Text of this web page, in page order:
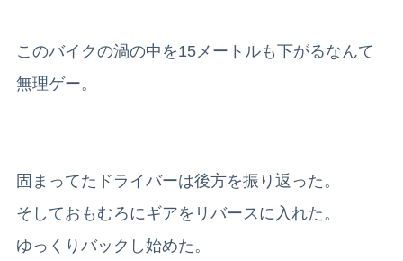
このバイクの渦の中を15メートルも下がるなんて
無理ゲー。
固まってたドライバーは後方を振り返った。
そしておもむろにギアをリバースに入れた。
ゆっくりバックし始めた。